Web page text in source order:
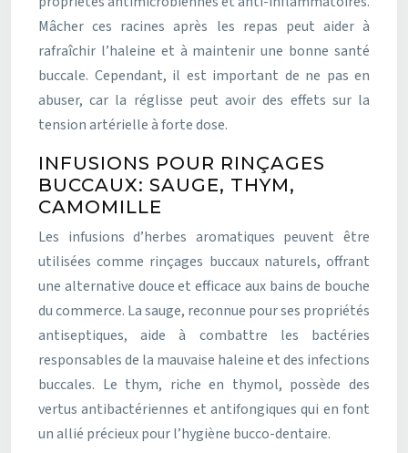
Mâcher ces racines après les repas peut aider à
rafraîchir l’haleine et à maintenir une bonne santé
buccale. Cependant, il est important de ne pas en
abuser, car la réglisse peut avoir des effets sur la
tension artérielle à forte dose.
INFUSIONS POUR RINÇAGES
BUCCAUX: SAUGE, THYM,
CAMOMILLE
Les infusions d’herbes aromatiques peuvent être
utilisées comme rinçages buccaux naturels, offrant
une alternative douce et efficace aux bains de bouche
du commerce. La sauge, reconnue pour ses propriétés
antiseptiques, aide à combattre les bactéries
responsables de la mauvaise haleine et des infections
buccales. Le thym, riche en thymol, possède des
vertus antibactériennes et antifongiques qui en font
un allié précieux pour l’hygiène bucco-dentaire.